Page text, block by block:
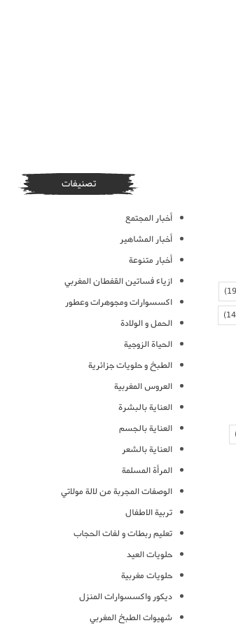
تصنيفات
أخبار المجتمع
أخبار المشاهير
أخبار متنوعة
ازياء فساتين القفطان المغربي
اكسسوارات ومجوهرات وعطور
الحمل و الولادة
الحياة الزوجية
الطبخ و حلويات جزائرية
العروس المغربية
العناية بالبشرة
العناية بالجسم
العناية بالشعر
المرأة المسلمة
الوصفات المجربة من لالة مولاتي
تربية الاطفال
تعليم ربطات و لفات الحجاب
حلويات العيد
حلويات مغربية
ديكور واكسسوارات المنزل
شهيوات الطبخ المغربي